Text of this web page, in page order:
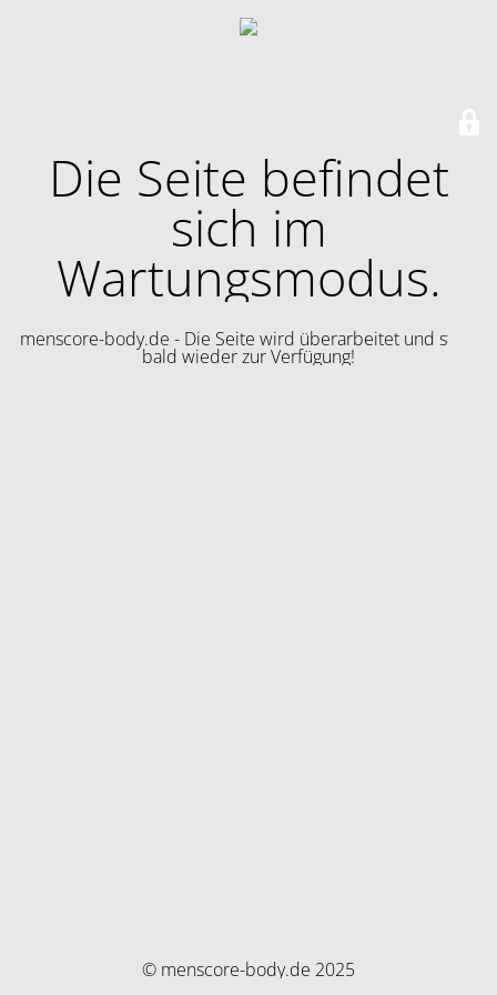
Die Seite befindet
sich im
Wartungsmodus.
menscore-body.de - Die Seite wird überarbeitet und steht
bald wieder zur Verfügung!
© menscore-body.de 2025